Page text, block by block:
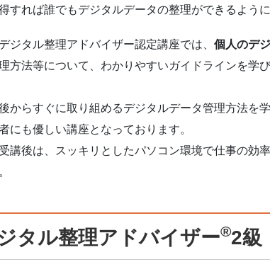
すれば誰でもデジタルデータの整理ができるように
ジタル整理アドバイザー認定講座では、個人のデ
方法等について、わかりやすいガイドラインを学
からすぐに取り組めるデジタルデータ管理方法を
にも優しい講座となっております。
講後は、スッキリとしたパソコン環境で仕事の効
タル整理アドバイザー®2級